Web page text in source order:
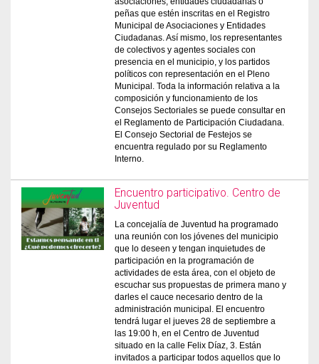
peñas que estén inscritas en el Registro
Municipal de Asociaciones y Entidades
Ciudadanas. Así mismo, los representantes
de colectivos y agentes sociales con
presencia en el municipio, y los partidos
políticos con representación en el Pleno
Municipal. Toda la información relativa a la
composición y funcionamiento de los
Consejos Sectoriales se puede consultar en
el Reglamento de Participación Ciudadana.
El Consejo Sectorial de Festejos se
encuentra regulado por su Reglamento
Interno.
Encuentro participativo. Centro de
Juventud
La concejalía de Juventud ha programado
una reunión con los jóvenes del municipio
que lo deseen y tengan inquietudes de
participación en la programación de
actividades de esta área, con el objeto de
escuchar sus propuestas de primera mano y
darles el cauce necesario dentro de la
administración municipal. El encuentro
tendrá lugar el jueves 28 de septiembre a
las 19:00 h, en el Centro de Juventud
situado en la calle Felix Díaz, 3. Están
invitados a participar todos aquellos que lo